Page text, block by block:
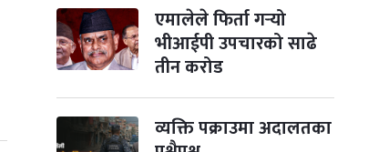
मंगल कार्तिक ३, २०८३-Oct 20, 2026
४ विजयादशमी
कार्तिक ४, २०८३-Oct 21, 2026
५
बिहि
पापा‌ङ्कुशा एकादशी व्रत
कार्तिक ५, २०८३- Oct 22, 2026
२ महिना बाँकी
एमालेले फिर्ता गर्‍यो
भीआईपी उपचारको साढे
तीन करोड
व्यक्ति पक्राउमा अदालतका